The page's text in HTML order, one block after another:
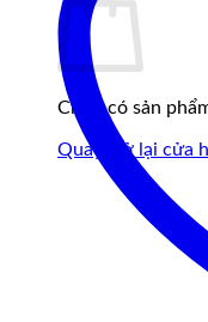
Chưa có sản
Quay trở lại cửa